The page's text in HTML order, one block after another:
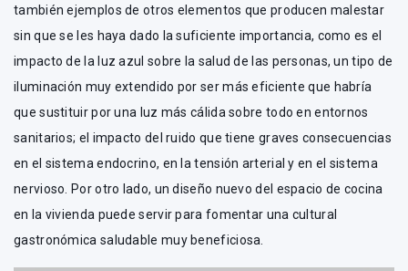
también ejemplos de otros elementos que producen malestar
sin que se les haya dado la suficiente importancia, como es el
impacto de la luz azul sobre la salud de las personas, un tipo de
iluminación muy extendido por ser más eficiente que habría
que sustituir por una luz más cálida sobre todo en entornos
sanitarios; el impacto del ruido que tiene graves consecuencias
en el sistema endocrino, en la tensión arterial y en el sistema
nervioso. Por otro lado, un diseño nuevo del espacio de cocina
en la vivienda puede servir para fomentar una cultural
gastronómica saludable muy beneficiosa.